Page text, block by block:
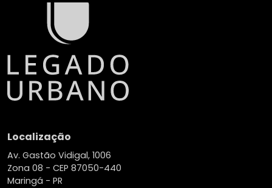
Localização
Av. Gastão Vidigal, 1006
Zona 08 - CEP 87050-440
Maringá - PR